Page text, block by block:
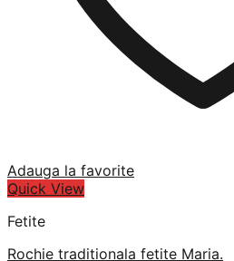
Adauga la favorite
Quick View
Fetite
Rochie traditionala fetite Maria.